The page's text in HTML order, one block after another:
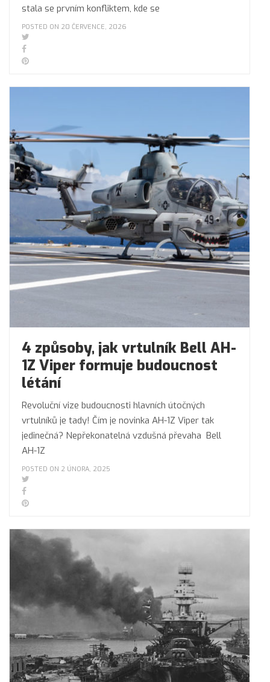
stala se prvním konfliktem, kde se
POSTED ON 20 ČERVENCE, 2026
4 způsoby, jak vrtulník Bell AH-
1Z Viper formuje budoucnost
létání
Revoluční vize budoucnosti hlavních útočných
vrtulníků je tady! Čím je novinka AH-1Z Viper tak
jedinečná? Nepřekonatelná vzdušná převaha Bell
AH-1Z
POSTED ON 2 ÚNORA, 2025